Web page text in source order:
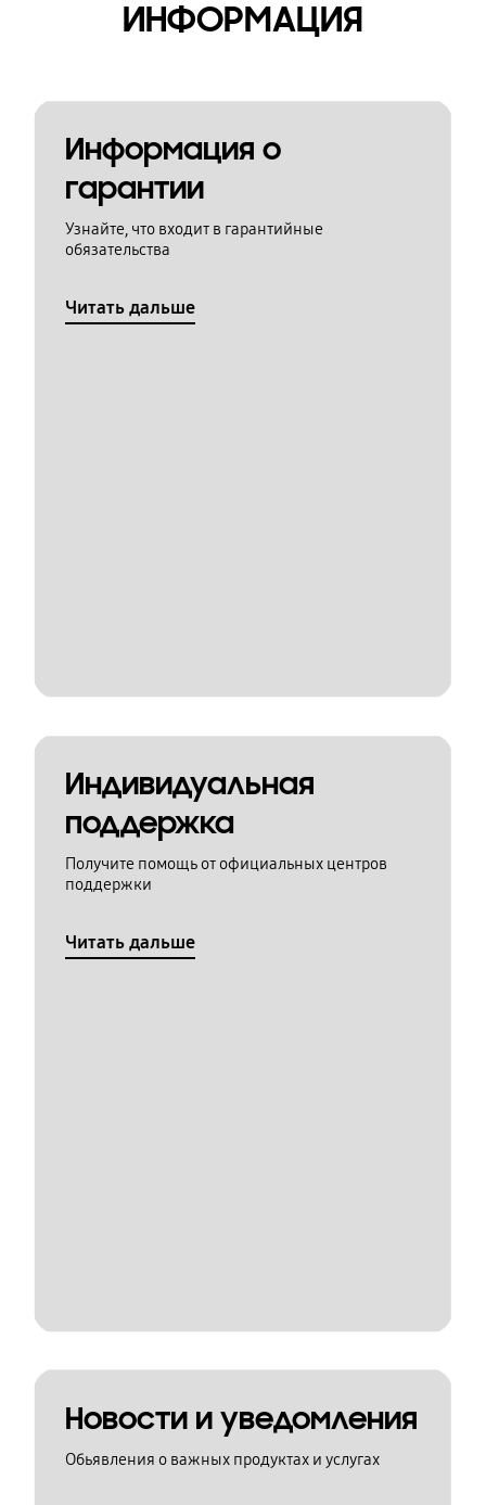
ИНФОРМАЦИЯ
Информация о
гарантии
Узнайте, что входит в гарантийные
обязательства
Читать дальше
Индивидуальная
поддержка
Получите помощь от официальных центров
поддержки
Читать дальше
Новости и уведомления
Обьявления о важных продуктах и услугах